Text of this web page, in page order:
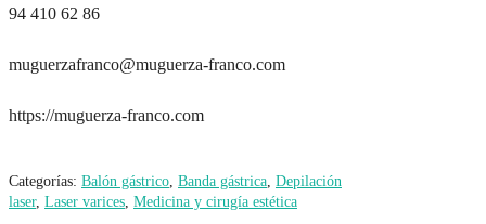
94 410 62 86
muguerzafranco@muguerza-franco.com
https://muguerza-franco.com
Categorías: Balón gástrico, Banda gástrica, Depilación
laser, Laser varices, Medicina y cirugía estética